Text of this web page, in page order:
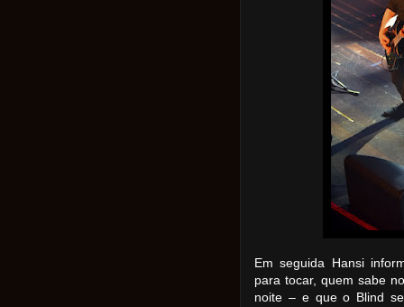
Em seguida Hansi
para tocar, quem sabe
noite – e que o Blind